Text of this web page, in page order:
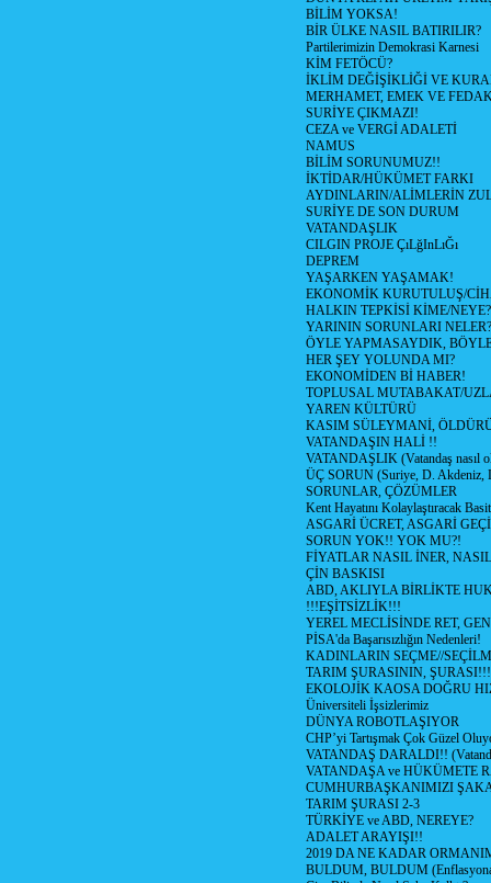
BİLİM YOKSA!
BİR ÜLKE NASIL BATIRILIR?
Partilerimizin Demokrasi Karnesi
KİM FETÖCÜ?
İKLİM DEĞİŞİKLİĞİ VE
MERHAMET, EMEK VE
SURİYE ÇIKMAZI!
CEZA ve VERGİ ADALETİ
NAMUS
BİLİM SORUNUMUZ!!
İKTİDAR/HÜKÜMET FARKI
AYDINLARIN/ALİMLERİN
SURİYE DE SON DURUM
VATANDAŞLIK
CILGIN PROJE ÇıLğInLıĞı
DEPREM
YAŞARKEN YAŞAMAK!
EKONOMİK KURUTULUŞ/
HALKIN TEPKİSİ KİME/NEYE?
YARININ SORUNLARI NELER?
ÖYLE YAPMASAYDIK,
HER ŞEY YOLUNDA MI?
EKONOMİDEN Bİ HABER!
TOPLUSAL MUTABAKAT/
YAREN KÜLTÜRÜ
KASIM SÜLEYMANİ,
VATANDAŞIN HALİ !!
VATANDAŞLIK (Vatandaş nasıl
ÜÇ SORUN (Suriye, D. Akdeniz,
SORUNLAR, ÇÖZÜMLER
Kent Hayatını Kolaylaştıracak
ASGARİ ÜCRET, ASGARİ
SORUN YOK!! YOK MU?!
FİYATLAR NASIL İNER,
ÇİN BASKISI
ABD, AKLIYLA BİRLİKTE
!!!EŞİTSİZLİK!!!
YEREL MECLİSİNDE RET,
PİSA'da Başarısızlığın Nedenleri!
KADINLARIN SEÇME//
TARIM ŞURASININ, ŞURASI!!!
EKOLOJİK KAOSA DOĞRU
Üniversiteli İşsizlerimiz
DÜNYA ROBOTLAŞIYOR
CHP’yi Tartışmak Çok Güzel
VATANDAŞ DARALDI!!
VATANDAŞA ve HÜKÜMETE
CUMHURBAŞKANIMIZI
TARIM ŞURASI 2-3
TÜRKİYE ve ABD, NEREYE?
ADALET ARAYIŞI!!
2019 DA NE KADAR
BULDUM, BULDUM